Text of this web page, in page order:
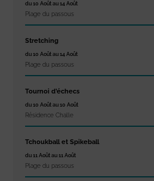
du 10 Août au 14 Août
Plage du passous
Stretching
du 10 Août au 14 Août
Plage du passous
Tournoi d’échecs
du 10 Août au 10 Août
Résidence Challe
Tchoukball et Spikeball
du 11 Août au 11 Août
Plage du passous